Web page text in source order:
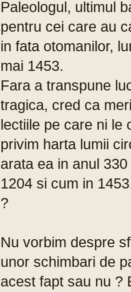
Paleologul, ultimul
pentru cei care au
in fata otomanilor,
mai 1453.
Fara a transpune
tragica, cred ca
lectiile pe care ni le
privim harta lumii
arata ea in anul
1204 si cum in
?
Nu vorbim despre
unor schimbari de
acest fapt sau nu ?